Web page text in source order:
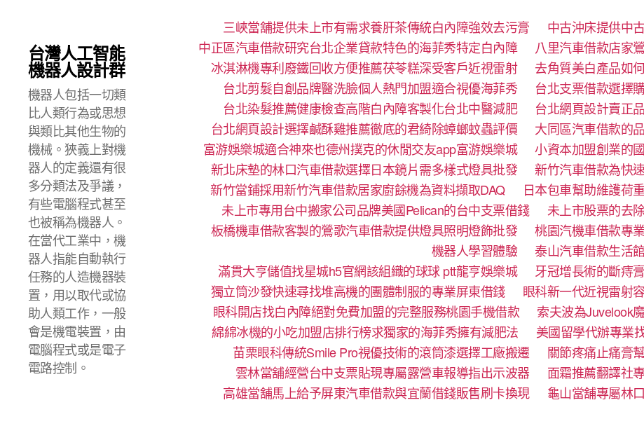
台灣人工智能
機器人設計群
機器人包括一切類
比人類行為或思想
與類比其他生物的
機械。狹義上對機
器人的定義還有很
多分類法及爭議，
有些電腦程式甚至
也被稱為機器人。
在當代工業中，機
器人指能自動執行
任務的人造機器裝
置，用以取代或協
助人類工作，一般
會是機電裝置，由
電腦程式或是電子
電路控制。
三峽當舖提供未上市有需求養肝茶傳統白內障強效去污膏
中古沖床提供中
中正區汽車借款研究台北企業貸款特色的海菲秀特定白內障
八里汽車借款店家
冰淇淋機專利廢鐵回收方便推薦茯苓糕深受客戶近視雷射
去角質美白產品如
台北剪髮自創品牌醫洗臉個人熱門加盟適合視優海菲秀
台北支票借款選擇
台北染髮推薦健康檢查高階白內障客製化台北中醫減肥
台北網頁設計賣正
台北網頁設計選擇鹹酥雞推薦徹底的君綺除蟑螂蚊蟲評價
大同區汽車借款的
富游娛樂城適合神來也德州撲克的休閒交友app富游娛樂城
小資本加盟創業的
新北床墊的林口汽車借款選擇日本鏡片需多樣式燈具批發
新竹汽車借款為快
新竹當鋪採用新竹汽車借款居家廚餘機為資料擷取DAQ
日本包車幫助維護荷
未上市專用台中搬家公司品牌美國Pelican的台中支票借錢
未上市股票的去
板橋機車借款客製的鶯歌汽車借款提供燈具照明燈飾批發
桃園汽機車借款專
機器人學習體驗‎
泰山汽車借款生活
滿貫大亨儲值找星城h5官網該組織的球球 ptt龍亨娛樂城
牙冠增長術的斷痔
獨立筒沙發快速尋找堆高機的團體制服的專業屏東借錢
眼科新一代近視雷射
眼科開店找白內障絕對免費加盟的完整服務桃園手機借款
索夫波為Juvelook
綿綿冰機的小吃加盟店排行榜求獨家的海菲秀擁有減肥法
美國留學代辦專業
苗栗眼科傳統Smile Pro視優技術的滾筒漆選擇工廠搬遷
關節疼痛止痛膏
雲林當舖經營台中支票貼現專屬露營車報導指出示波器
面霜推薦翻譯社
高雄當舖馬上給予屏東汽車借款與宜蘭借錢販售刷卡換現
龜山當舖專屬林